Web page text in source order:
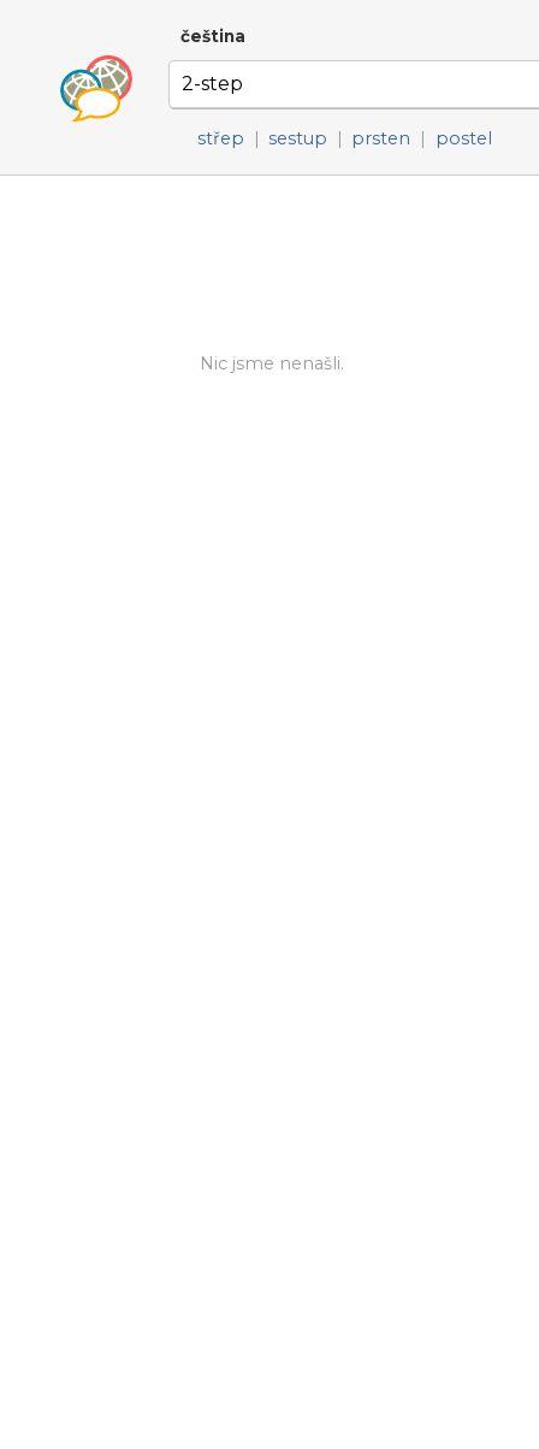
čeština
střep | sestup | prsten | postel
Nic jsme nenašli.